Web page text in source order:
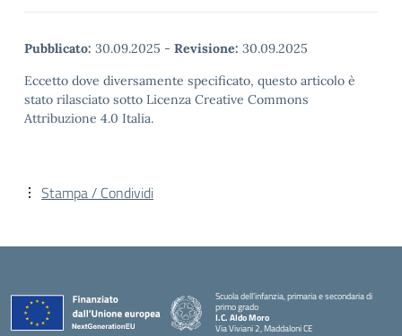
Pubblicato: 30.09.2025 - Revisione: 30.09.2025
Eccetto dove diversamente specificato, questo articolo è
stato rilasciato sotto Licenza Creative Commons
Attribuzione 4.0 Italia.
Stampa / Condividi
Scuola dell’infanzia, primaria e secondaria di
primo grado
I.C. Aldo Moro
Via Viviani 2, Maddaloni CE